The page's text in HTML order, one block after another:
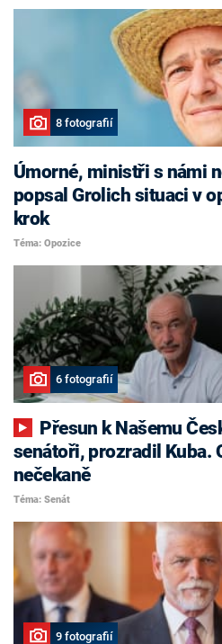
8 fotografií
Úmorné, ministři s námi
popsal Grolich situaci v
krok
Téma: Opozice
6 fotografií
senátoři, prozradil Kuba.
nečekaně
Téma: Senát
9 fotografií